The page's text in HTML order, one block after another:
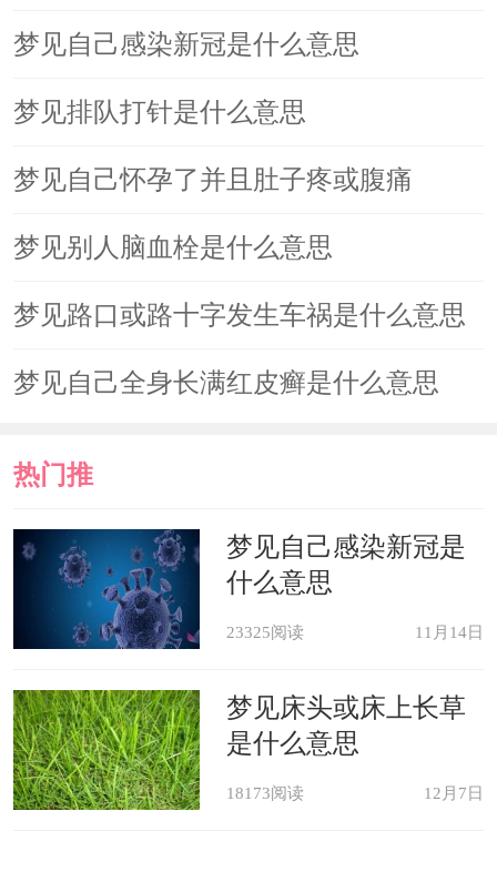
读
梦见自己感染新冠是什么意思
梦见排队打针是什么意思
梦见自己怀孕了并且肚子疼或腹痛
梦见别人脑血栓是什么意思
梦见路口或路十字发生车祸是什么意思
梦见自己全身长满红皮癣是什么意思
热门推
荐
梦见自己感染新冠是
什么意思
23325阅读 11月14日
梦见床头或床上长草
是什么意思
18173阅读 12月7日